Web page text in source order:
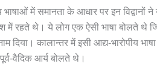
भाषाओं में समानता के आधार पर इन विद्वानों
में रहते थे। ये लोग एक ऐसी भाषा बोलते थे
दिया। कालान्तर में इसी आद्य-भारोपीय
वैदिक आर्य बोलते थे।